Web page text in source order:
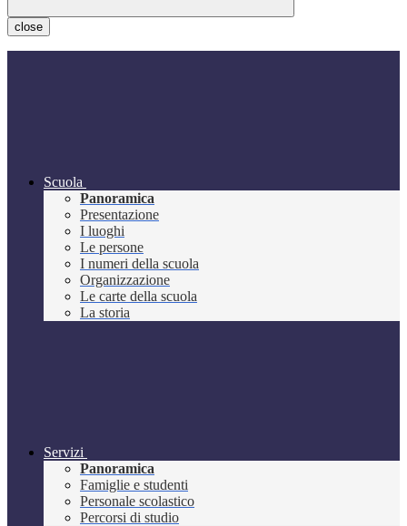
close
Scuola
Panoramica
Presentazione
I luoghi
Le persone
I numeri della scuola
Organizzazione
Le carte della scuola
La storia
Servizi
Panoramica
Famiglie e studenti
Personale scolastico
Percorsi di studio